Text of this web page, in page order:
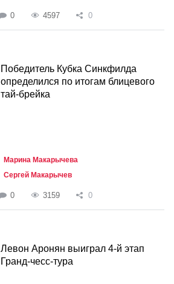
0 4597 0
Победитель Кубка Синкфилда
определился по итогам блицевого
тай-брейка
Марина Макарычева
Сергей Макарычев
0 3159 0
Левон Аронян выиграл 4-й этап
Гранд-чесс-тура